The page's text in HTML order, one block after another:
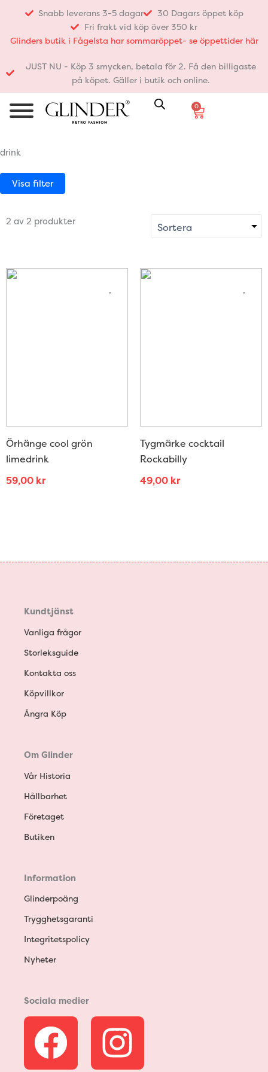
innehåll
Snabb leverans 3-5 dagar
30 Dagars öppet köp
Fri frakt vid köp över 350 kr
Glinders butik i Fågelsta har sommaröppet- se öppettider här
JUST NU - Köp 3 smycken, betala för 2. Få den billigaste
på köpet. Gäller i butik och online.
0
Varukorg
drink
Visa filter
2 av 2 produkter
Örhänge cool grön
limedrink
59,00 kr
Tygmärke cocktail
Rockabilly
49,00 kr
Kundtjänst
Vanliga frågor
Storleksguide
Kontakta oss
Köpvillkor
Ångra Köp
Om Glinder
Vår Historia
Hållbarhet
Företaget
Butiken
Information
Glinderpoäng
Trygghetsgaranti
Integritetspolicy
Nyheter
Sociala medier
F
a
I
n